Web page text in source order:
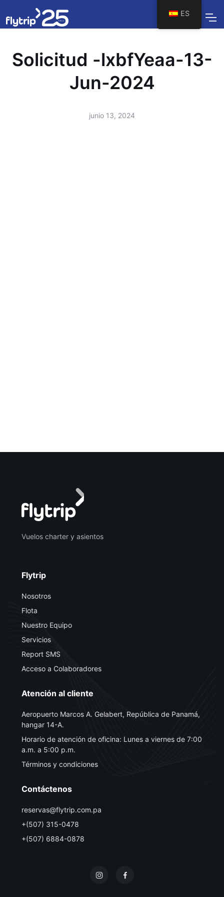
Solicitud -lxbfYeaa-13-
Jun-2024
junio 13, 2024
Vuelos charter y asientos
Flytrip
Nosotros
Flota
Nuestro Equipo
Servicios
Report SMS
Acceso a Colaboradores
Atención al cliente
Aeropuerto Marcos A. Gelabert, República de Panamá,
hangar 14-A.
Horario de atención de oficina: Lunes a viernes de 7:00
a.m. a 5:00 p.m.
Términos y condiciones
Contáctenos
reservas@flytrip.com.pa
+(507) 315-0478
+(507) 6884-0878
ES